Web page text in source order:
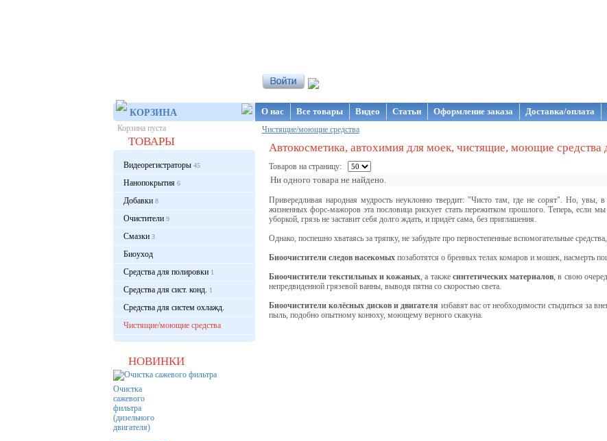
КОРЗИНА
Корзина пуста
ТОВАРЫ
Видеорегистраторы45
Нанопокрытия6
Добавки8
Очистители9
Смазки3
Биоуход
Средства для полировки1
Средства для сист. конд. 1
Средства для систем охлажд.
Чистящие/моющие средства
НОВИНКИ
Очистка
сажевого
фильтра
(дизельного
двигателя)
О нас Все товары Видео Статьи Оформление заказа Доставка/оплата
Чистящие/моющие средства
Автокосметика, автохимия для моек, чистящие, моющие средства
Товаров на страницу:
Ни одного товара не найдено.
Привередливая народная мудрость неуклонно твердит: "Чисто там, где не сорят". Но, увы,
жизненных форс-мажоров эта пословица рискует стать пережитком прошлого. Теперь, если
уборкой, грязь не заставит себя долго ждать, и придёт сама, без приглашения.
Однако, поспешно хватаясь за тряпку, не забудьте про первостепенные вспомогательные
Биоочистители следов насекомыхпозаботятся о бренных телах комаров и мошек, насмерть
Биоочистители текстильных и кожаных, а также синтетических материалов, в свою
непредвиденной грязевой ванны, выводя пятна со скоростью света.
Биоочистители колёсных дисков и двигателя избавят вас от необходимости стыдиться за
пыль, подобно опытному конюху, моющему верного скакуна.